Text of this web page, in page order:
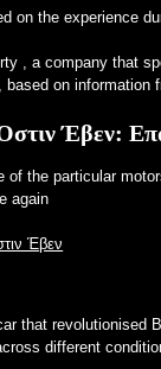
on the experience
, a company that
based on information
Έβεν:
of the particular
again
that revolutionised
different